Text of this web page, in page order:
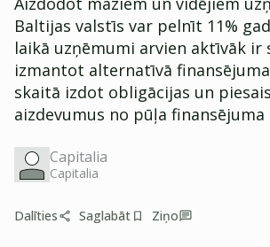
Baltijas valstīs var pelnīt 11%
laikā uzņēmumi arvien aktīvāk ir
izmantot alternatīvā
skaitā izdot obligācijas un
aizdevumus no pūļa
Capitalia
Capitalia
Dalīties Saglabāt Ziņo